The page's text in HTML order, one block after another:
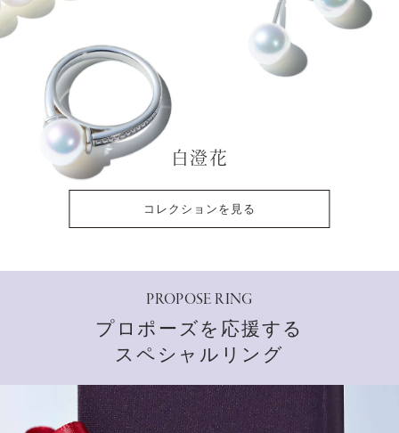
白澄花
コレクションを見る
PROPOSE RING
プロポーズを応援する
スペシャルリング